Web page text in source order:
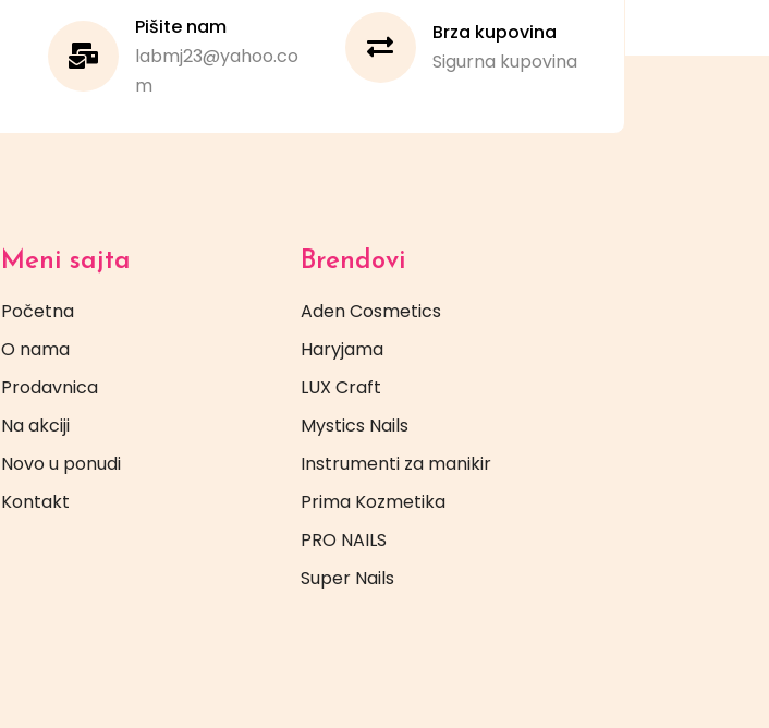
Pišite nam
labmj23@yahoo.co
m
Brza kupovina
Sigurna kupovina
Meni sajta
Početna
O nama
Prodavnica
Na akciji
Novo u ponudi
Kontakt
Brendovi
Aden Cosmetics
Haryjama
LUX Craft
Mystics Nails
Instrumenti za manikir
Prima Kozmetika
PRO NAILS
Super Nails